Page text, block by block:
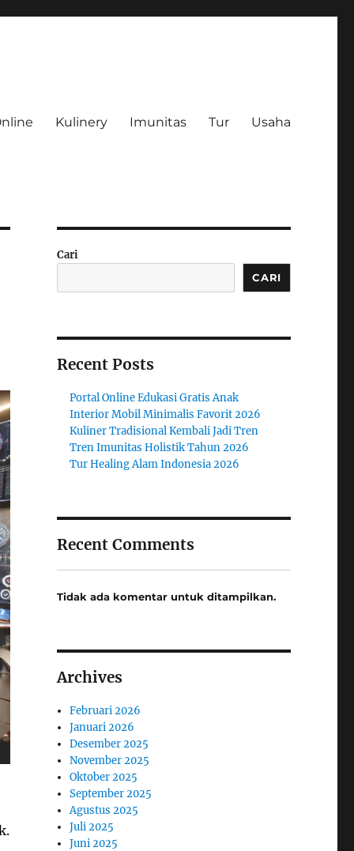
Kulinery Imunitas Tur Usaha
Cari
CARI
Recent Posts
Portal Online Edukasi Gratis Anak
Interior Mobil Minimalis Favorit 2026
Kuliner Tradisional Kembali Jadi Tren
Tren Imunitas Holistik Tahun 2026
Tur Healing Alam Indonesia 2026
Recent Comments
Tidak ada komentar untuk ditampilkan.
Archives
Februari 2026
Januari 2026
Desember 2025
November 2025
Oktober 2025
September 2025
Agustus 2025
Juli 2025
Juni 2025